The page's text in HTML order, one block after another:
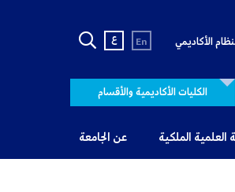
الأكاديمي En ع
الكليات الأكاديمية والأقسام
العلمية الملكية عن الجامعة